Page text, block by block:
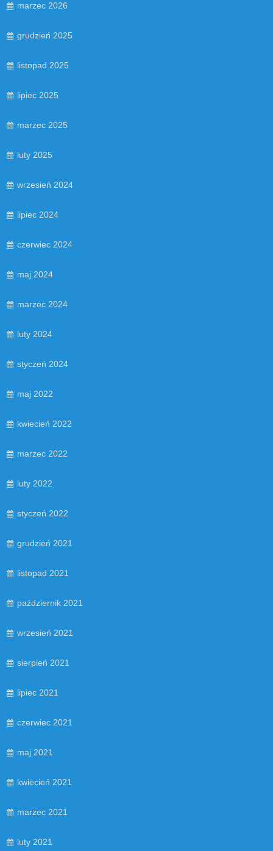
marzec 2026
grudzień 2025
listopad 2025
lipiec 2025
marzec 2025
luty 2025
wrzesień 2024
lipiec 2024
czerwiec 2024
maj 2024
marzec 2024
luty 2024
styczeń 2024
maj 2022
kwiecień 2022
marzec 2022
luty 2022
styczeń 2022
grudzień 2021
listopad 2021
październik 2021
wrzesień 2021
sierpień 2021
lipiec 2021
czerwiec 2021
maj 2021
kwiecień 2021
marzec 2021
luty 2021